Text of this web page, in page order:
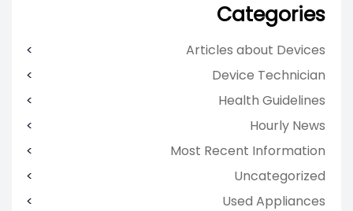
Categories
Articles about Devices
Device Technician
Health Guidelines
Hourly News
Most Recent Information
Uncategorized
Used Appliances